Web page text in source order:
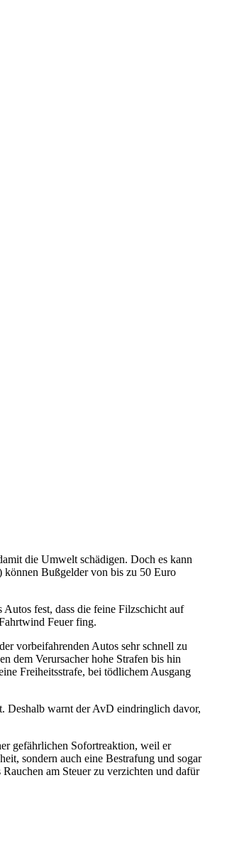
die Umwelt schädigen. Doch es kann
Bußgelder von bis zu 50 Euro
fest, dass die feine Filzschicht auf
Feuer fing.
vorbeifahrenden Autos sehr schnell zu
dem Verursacher hohe Strafen bis hin
Freiheitsstrafe, bei tödlichem Ausgang
Deshalb warnt der AvD eindringlich davor,
gefährlichen Sofortreaktion, weil er
sondern auch eine Bestrafung und sogar
am Steuer zu verzichten und dafür